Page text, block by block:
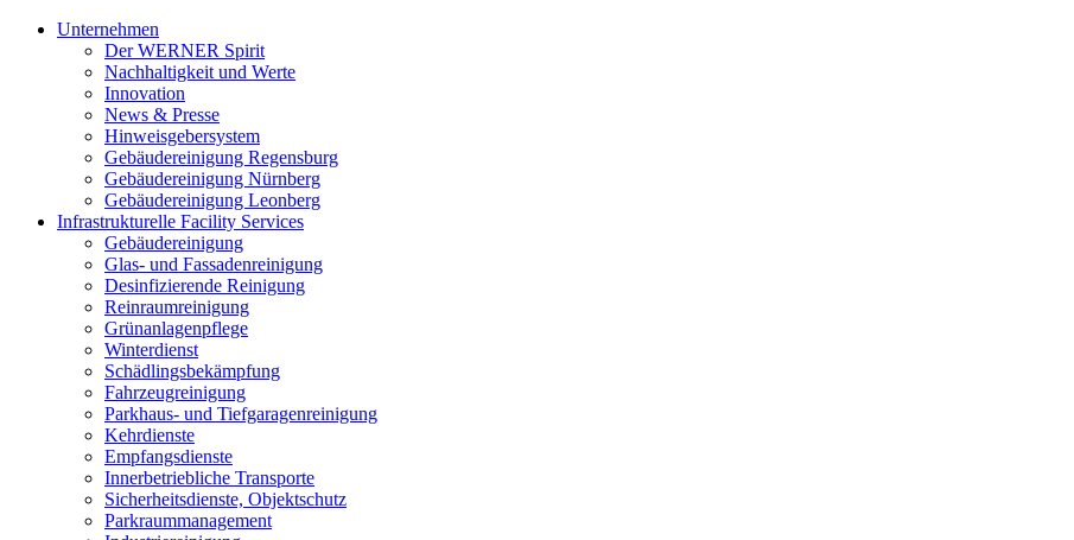
Unternehmen
Der WERNER Spirit
Nachhaltigkeit und Werte
Innovation
News & Presse
Hinweisgebersystem
Gebäudereinigung Regensburg
Gebäudereinigung Nürnberg
Gebäudereinigung Leonberg
Infrastrukturelle Facility Services
Gebäudereinigung
Glas- und Fassadenreinigung
Desinfizierende Reinigung
Reinraumreinigung
Grünanlagenpflege
Winterdienst
Schädlingsbekämpfung
Fahrzeugreinigung
Parkhaus- und Tiefgaragenreinigung
Kehrdienste
Empfangsdienste
Innerbetriebliche Transporte
Sicherheitsdienste, Objektschutz
Parkraummanagement